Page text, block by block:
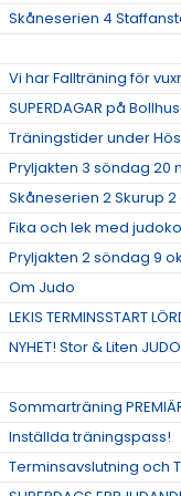
Skåneserien 4
Vi har Fallträning för
SUPERDAGAR på
Träningstider under
Pryljakten 3 söndag 20
Skåneserien 2 Skurup 2
Fika och lek med
Pryljakten 2 söndag 9
Om Judo
LEKIS TERMINSSTART
NYHET! Stor & Liten JUDO
Sommarträning
Inställda träningspass!
Terminsavslutning och